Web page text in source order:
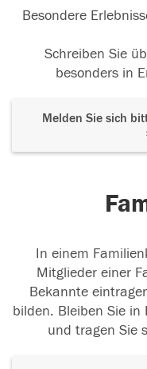
Besondere
Schreiben Sie
besonders in
Melden Sie sich
In einem
Mitglieder einer
Bekannte
bilden. Bleiben Sie
und tragen Sie